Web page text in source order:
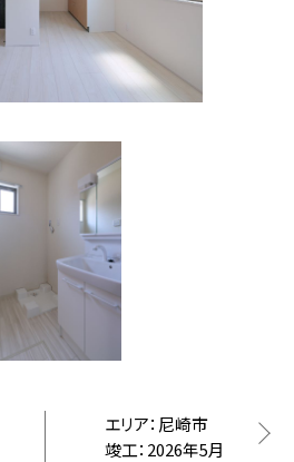
エリア：尼崎市
竣工：2026年5月